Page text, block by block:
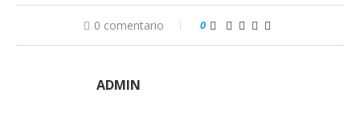
0 comentario 0
ADMIN